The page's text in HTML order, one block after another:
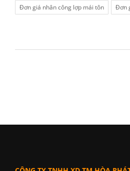
Đơn giá nhân công lợp mái tôn Đơn